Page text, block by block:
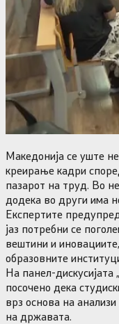
Македонија се уште
креирање кадри
пазарот на труд. Во
додека во други има
Експертите
јаз потребни се
вештини и
образовните
На панел-
посочено дека
врз основа на
на државата.